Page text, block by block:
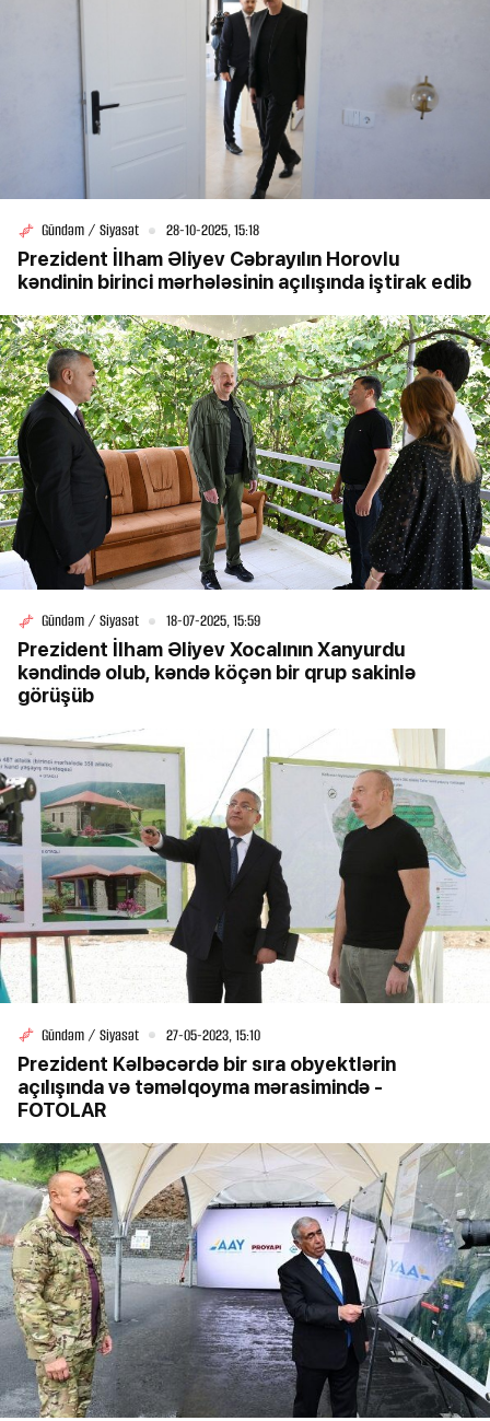
Gündəm / Siyasət 28-10-2025, 15:18
Prezident İlham Əliyev Cəbrayılın Horovlu
kəndinin birinci mərhələsinin açılışında iştirak edib
Gündəm / Siyasət 18-07-2025, 15:59
Prezident İlham Əliyev Xocalının Xanyurdu
kəndində olub, kəndə köçən bir qrup sakinlə
görüşüb
Gündəm / Siyasət 27-05-2023, 15:10
Prezident Kəlbəcərdə bir sıra obyektlərin
açılışında və təməlqoyma mərasimində -
FOTOLAR